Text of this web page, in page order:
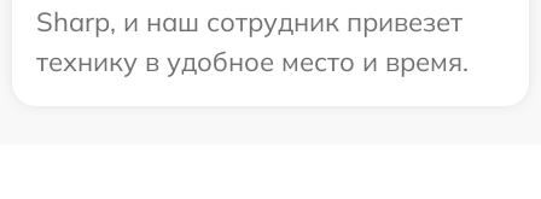
Sharp, и наш сотрудник привезет
технику в удобное место и время.